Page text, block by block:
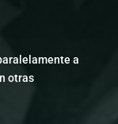
a
otras